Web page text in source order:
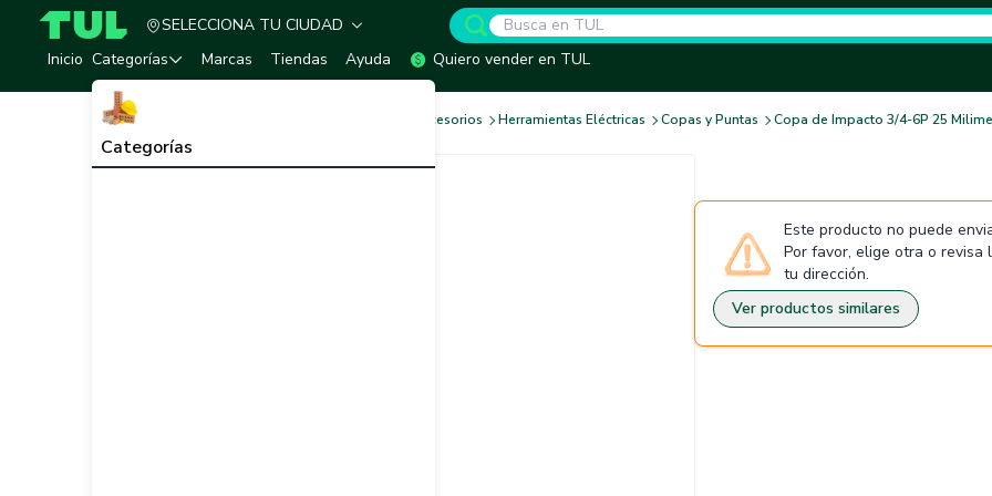
TUL - Tu Marketplace de Construcción
SELECCIONA TU CIUDAD
Inicio Categorías
Categorías
Marcas Tiendas Ayuda Quiero vender en TUL
Herramientas, Equipos y Accesorios Herramientas Eléctricas Copas y Puntas Copa de Impacto 3/4-6P 25
Este producto no puede
Por favor, elige otra o
tu dirección.
Ver productos similares